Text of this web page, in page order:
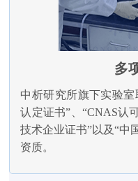
多
中析研究所旗下实验
认定证书”、“CNAS认
技术企业证书”以及“中
资质。